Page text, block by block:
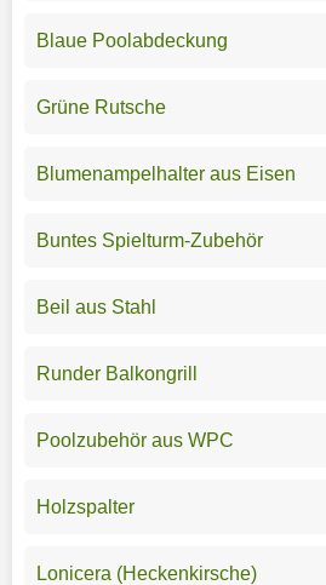
Blaue Poolabdeckung
Grüne Rutsche
Blumenampelhalter aus Eisen
Buntes Spielturm-Zubehör
Beil aus Stahl
Runder Balkongrill
Poolzubehör aus WPC
Holzspalter
Lonicera (Heckenkirsche)